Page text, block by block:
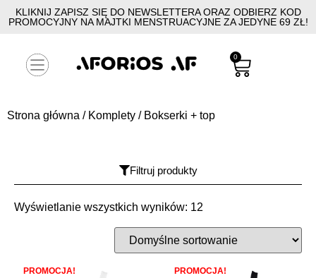
KLIKNIJ ZAPISZ SIĘ DO NEWSLETTERA ORAZ ODBIERZ KOD
PROMOCYJNY NA MAJTKI MENSTRUACYJNE ZA JEDYNE 69 ZŁ!
0
Strona główna / Komplety / Bokserki + top
Filtruj produkty
Wyświetlanie wszystkich wyników: 12
PROMOCJA! PROMOCJA!